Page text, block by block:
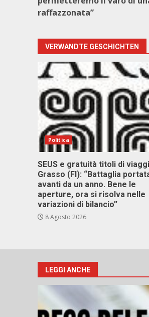
raffazzonata”
VERWANDTE GESCHICHTEN
Politica
SEUS e gratuità titoli di
Grasso (FI): “Battaglia
avanti da un anno. Bene le
aperture, ora si risolva nelle
variazioni di bilancio”
8 Agosto 2026
LEGGI ANCHE